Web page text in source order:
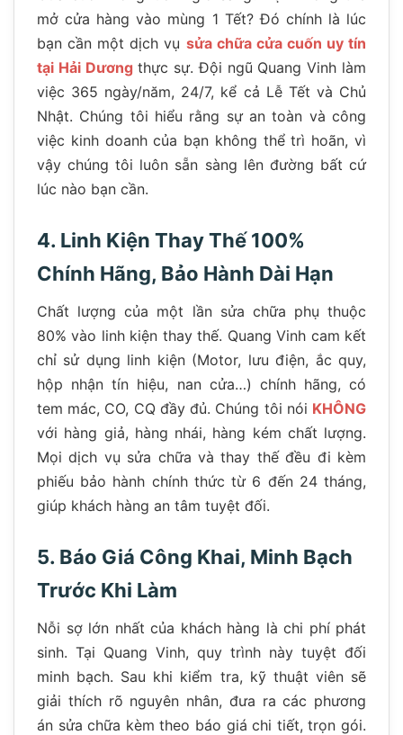
mở cửa hàng vào mùng 1 Tết? Đó chính là lúc
bạn cần một dịch vụ sửa chữa cửa cuốn uy tín
tại Hải Dươngthực sự. Đội ngũ Quang Vinh làm
việc 365 ngày/năm, 24/7, kể cả Lễ Tết và Chủ
Nhật. Chúng tôi hiểu rằng sự an toàn và công
việc kinh doanh của bạn không thể trì hoãn, vì
vậy chúng tôi luôn sẵn sàng lên đường bất cứ
lúc nào bạn cần.
4. Linh Kiện Thay Thế 100%
Chính Hãng, Bảo Hành Dài Hạn
Chất lượng của một lần sửa chữa phụ thuộc
80% vào linh kiện thay thế. Quang Vinh cam kết
chỉ sử dụng linh kiện (Motor, lưu điện, ắc quy,
hộp nhận tín hiệu, nan cửa…) chính hãng, có
tem mác, CO, CQ đầy đủ. Chúng tôi nói KHÔNG
với hàng giả, hàng nhái, hàng kém chất lượng.
Mọi dịch vụ sửa chữa và thay thế đều đi kèm
phiếu bảo hành chính thức từ 6 đến 24 tháng,
giúp khách hàng an tâm tuyệt đối.
5. Báo Giá Công Khai, Minh Bạch
Trước Khi Làm
Nỗi sợ lớn nhất của khách hàng là chi phí phát
sinh. Tại Quang Vinh, quy trình này tuyệt đối
minh bạch. Sau khi kiểm tra, kỹ thuật viên sẽ
giải thích rõ nguyên nhân, đưa ra các phương
án sửa chữa kèm theo báo giá chi tiết, trọn gói.